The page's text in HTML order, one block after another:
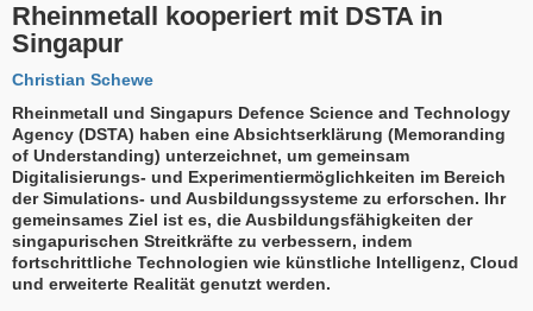
Rheinmetall kooperiert mit DSTA in
Singapur
Christian Schewe
Rheinmetall und Singapurs Defence Science and Technology
Agency (DSTA) haben eine Absichtserklärung (Memoranding
of Understanding) unterzeichnet, um gemeinsam
Digitalisierungs- und Experimentiermöglichkeiten im Bereich
der Simulations- und Ausbildungssysteme zu erforschen. Ihr
gemeinsames Ziel ist es, die Ausbildungsfähigkeiten der
singapurischen Streitkräfte zu verbessern, indem
fortschrittliche Technologien wie künstliche Intelligenz, Cloud
und erweiterte Realität genutzt werden.